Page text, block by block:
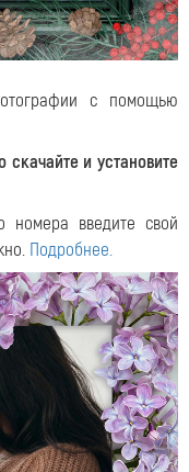
с помощью
и установите
номера введите свой
Подробнее.